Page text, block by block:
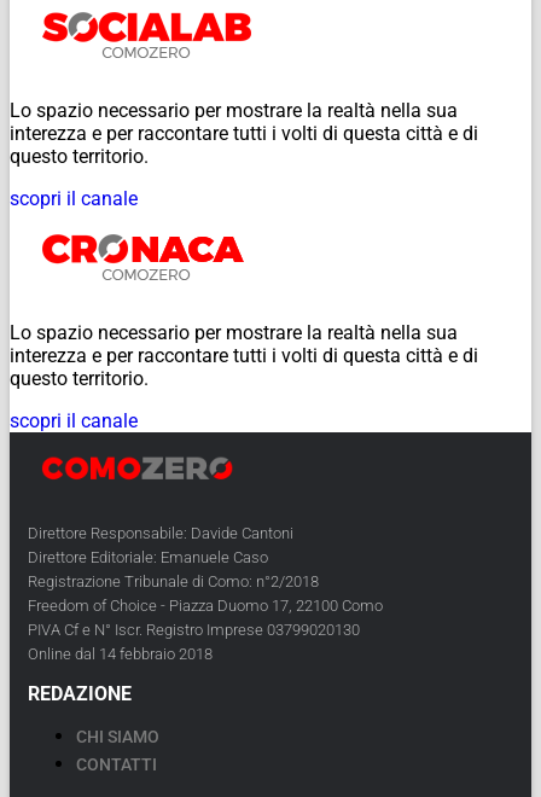
Lo spazio necessario per mostrare la realtà nella sua
interezza e per raccontare tutti i volti di questa città e di
questo territorio.
scopri il canale
Lo spazio necessario per mostrare la realtà nella sua
interezza e per raccontare tutti i volti di questa città e di
questo territorio.
scopri il canale
Direttore Responsabile: Davide Cantoni
Direttore Editoriale: Emanuele Caso
Registrazione Tribunale di Como: n°2/2018
Freedom of Choice - Piazza Duomo 17, 22100 Como
PIVA Cf e N° Iscr. Registro Imprese 03799020130
Online dal 14 febbraio 2018
REDAZIONE
CHI SIAMO
CONTATTI